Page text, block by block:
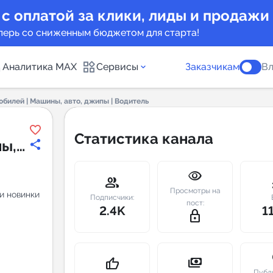
оплатой за клики, лиды и продажи
со сниженным бюджетом для старта!
Аналитика MAX Сервисы
Telegram
New
Заказчикам
| Машины, авто, джипы | Водитель
новинки
Статистика канала
group
Подписчики:
2.4K
visibility
Просмотры на
пост:
lock_outline
thumb_up payments